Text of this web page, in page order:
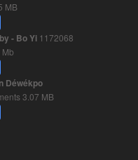
MB
- Bo Yi 1172068
Déwékpo
3.07 MB